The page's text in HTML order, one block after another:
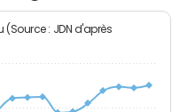
(Source : JDN d'après